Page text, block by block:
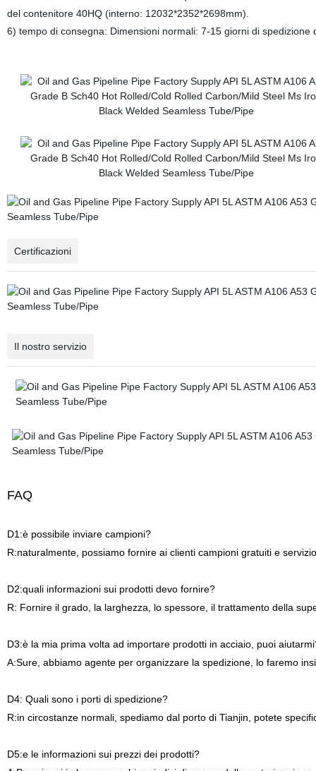
del contenitore 40HQ (interno: 12032*2352*2698mm).
6) tempo di consegna: Dimensioni normali: 7-15 giorni di
Certificazioni
Il nostro servizio
FAQ
D1:è possibile inviare campioni?
R:naturalmente, possiamo fornire ai clienti campioni gratuiti e
D2:quali informazioni sui prodotti devo fornire?
R: Fornire il grado, la larghezza, lo spessore, il trattamento della
D3:è la mia prima volta ad importare prodotti in acciaio, puoi
A:Sure, abbiamo agente per organizzare la spedizione, lo faremo
D4: Quali sono i porti di spedizione?
R:in circostanze normali, spediamo dal porto di Tianjin, potete
D5:e le informazioni sui prezzi dei prodotti?